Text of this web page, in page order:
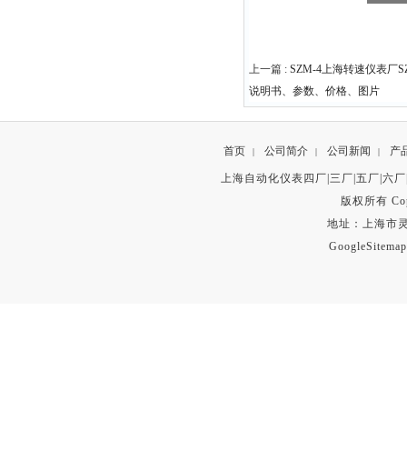
上一篇 : SZM-4上海转速仪表厂
说明书、参数、价格、图片
首页 | 公司简介 | 公司新闻 | 产
上海自动化仪表四厂|三厂|五厂|六
版权所有
地址：上海市
GoogleSitemap